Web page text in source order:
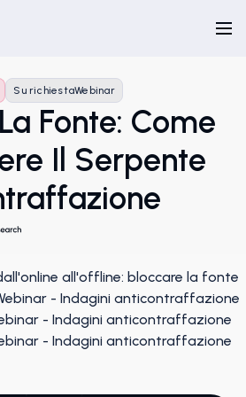
Su richiestaWebinar
Fonte: Come
Il Serpente